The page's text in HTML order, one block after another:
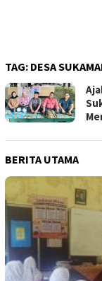
TAG: DESA
BERITA UTAMA